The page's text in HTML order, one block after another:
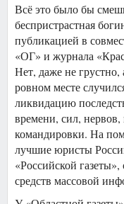
Всё это было бы
беспристрастная
публикацией в
«ОГ» и журнала
Нет, даже не
ровном месте
ликвидацию
времени, сил, нервов,
командировки. На
лучшие юристы
«Российской
средств массовой